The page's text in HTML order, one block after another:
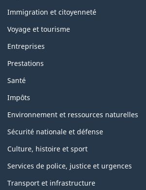
è
e
e
t
s
u
j
e
s
Immigration et citoyenneté
Voyage et tourisme
Entreprises
Prestations
Santé
Impôts
Environnement et ressources naturelles
Sécurité nationale et défense
Culture, histoire et sport
Services de police, justice et urgences
Transport et infrastructure